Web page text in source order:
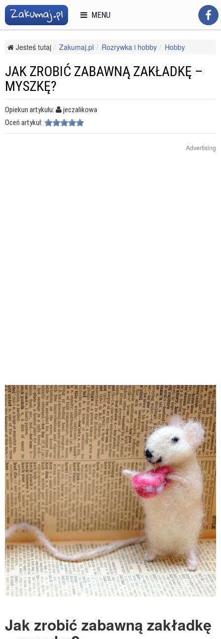
Jesteś tutaj Zakumaj.pl Rozrywka i hobby
Hobby
JAK ZROBIĆ ZABAWNĄ ZAKŁADKĘ –
MYSZKĘ?
Opiekun artykułu:
jeczalikowa
Oceń artykuł:
Advertising
Jak zrobić zabawną zakładkę
MENU